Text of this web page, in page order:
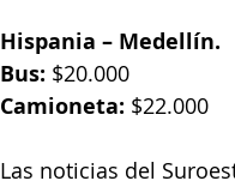
Hispania – Medellín.
Bus: $20.000
Camioneta: $22.000
Las noticias del